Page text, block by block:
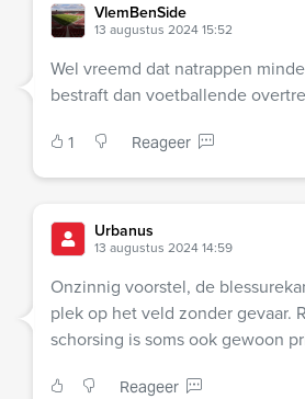
VlemBenSide
13 augustus 2024 15:52
Wel vreemd dat natrappen
bestraft dan voetballende
1 Reageer
Urbanus
13 augustus 2024 14:59
Onzinnig voorstel, de
plek op het veld zonder gevaar.
schorsing is soms ook gewoon
Reageer